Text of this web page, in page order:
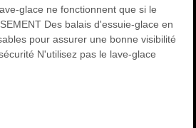
glace ne fonctionnent que si le
Des balais d'essuie-glace en
pour assurer une bonne visibilité
N'utilisez pas le lave-glace